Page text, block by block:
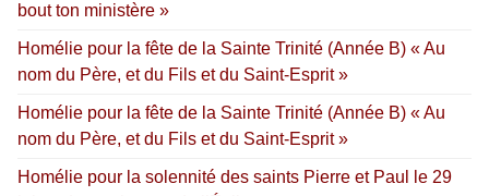
bout ton ministère »
Homélie pour la fête de la Sainte Trinité (Année B) « Au
nom du Père, et du Fils et du Saint-Esprit »
Homélie pour la fête de la Sainte Trinité (Année B) « Au
nom du Père, et du Fils et du Saint-Esprit »
Homélie pour la solennité des saints Pierre et Paul le 29